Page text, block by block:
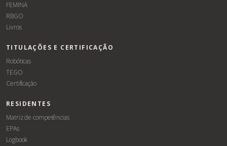
FEMINA
RBGO
Livros
TITULAÇÕES E CERTIFICAÇÃO
Robóticas
TEGO
Certificação
RESIDENTES
Matriz de competências
EPAs
Logbook